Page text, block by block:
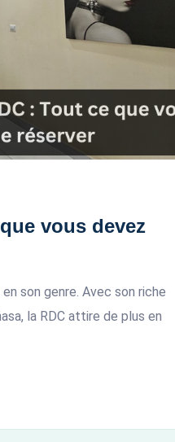
vous devez
son genre. Avec son riche
la RDC attire de plus en